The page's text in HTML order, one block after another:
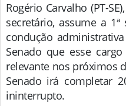
Rogério Carvalho (PT-
secretário, assume a 1ª
condução
Senado que esse
relevante nos próximos
Senado irá completar
ininterrupto.